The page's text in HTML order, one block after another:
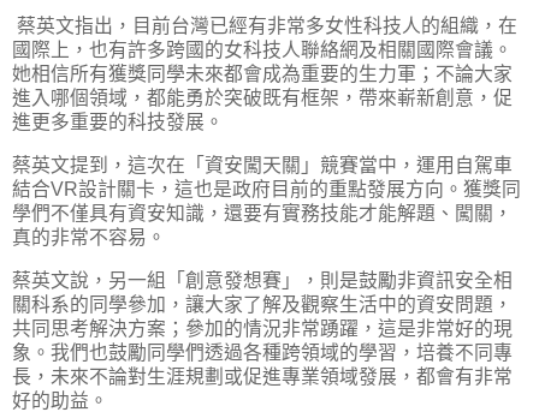
蔡英文指出，目前台灣已經有非常多女性科技人的組織，在
國際上，也有許多跨國的女科技人聯絡網及相關國際會議。
她相信所有獲獎同學未來都會成為重要的生力軍；不論大家
進入哪個領域，都能勇於突破既有框架，帶來嶄新創意，促
進更多重要的科技發展。
蔡英文提到，這次在「資安闖天關」競賽當中，運用自駕車
結合VR設計關卡，這也是政府目前的重點發展方向。獲獎同
學們不僅具有資安知識，還要有實務技能才能解題、闖關，
真的非常不容易。
蔡英文說，另一組「創意發想賽」，則是鼓勵非資訊安全相
關科系的同學參加，讓大家了解及觀察生活中的資安問題，
共同思考解決方案；參加的情況非常踴躍，這是非常好的現
象。我們也鼓勵同學們透過各種跨領域的學習，培養不同專
長，未來不論對生涯規劃或促進專業領域發展，都會有非常
好的助益。